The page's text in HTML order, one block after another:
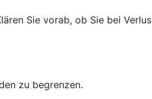
Sie vorab, ob Sie bei
zu begrenzen.